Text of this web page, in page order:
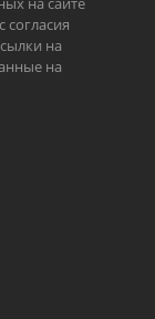
на
на